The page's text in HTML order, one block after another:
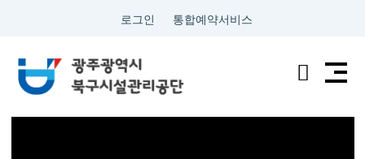
로그인 통합예약서비스
전
남
색